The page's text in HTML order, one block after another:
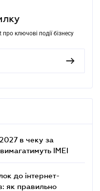
ключові події бізнесу
в чеку за
IMEI
до інтернет-
як правильно